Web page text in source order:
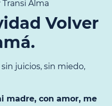
Alma
Volver
juicios, sin miedo,
madre, con amor, me